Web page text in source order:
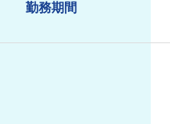
勤務期間